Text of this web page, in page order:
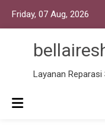
Friday, 07 Aug, 2026
Layanan